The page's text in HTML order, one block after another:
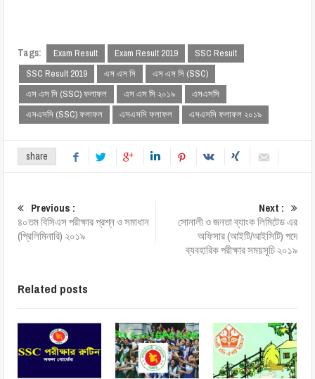
Tags: Exam Result Exam Result 2019
SSC Result
SSC Result 2019
এস এস সি
এস এস সি (SSC)
এস এস সি (SSC) ফলাফল
এস এস সি ২০১৯
এসএসসি
এসএসসি (SSC) ফলাফল
এসএসসি ফলাফল এসএসসি ফলাফল ২০১৯
share
Previous :
৪০তম বিসিএস পরীক্ষার প্রশ্ন ও সমাধান
(প্রিলিমিনারি) ২০১৯
Next :
সোনালী ও জনতা ব্যাংক লিমিটেড এর
অফিসার (আইটি/আইসিটি) পদে
ব্যবহারিক পরীক্ষার সময়সূচি ২০১৯
Related posts